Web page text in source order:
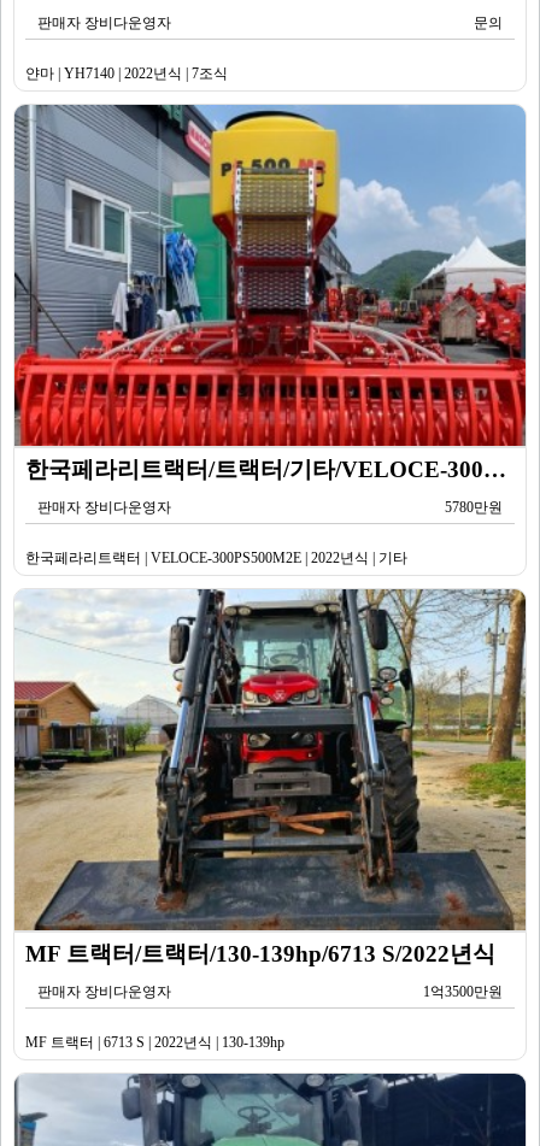
판매자 장비다운영자 문의
얀마 | YH7140 | 2022년식 | 7조식
한국페라리트랙터/트랙터/기타/VELOCE-300PS500M2E/2022년식
판매자 장비다운영자 5780만원
한국페라리트랙터 | VELOCE-300PS500M2E | 2022년식 | 기타
MF 트랙터/트랙터/130-139hp/6713 S/2022년식
판매자 장비다운영자 1억3500만원
MF 트랙터 | 6713 S | 2022년식 | 130-139hp